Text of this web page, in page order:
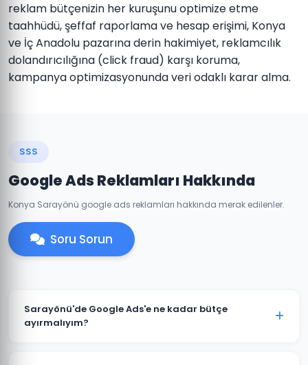
reklam bütçenizin her kuruşunu optimize etme
taahhüdü, şeffaf raporlama ve hesap erişimi, Konya
ve İç Anadolu pazarına derin hakimiyet, reklamcılık
dolandırıcılığına (click fraud) karşı koruma,
kampanya optimizasyonunda veri odaklı karar alma.
SSS
Google Ads Reklamları Hakkında
Konya Sarayönü google ads reklamları hakkında merak edilenler.
Soru Sorun
Sarayönü'de Google Ads'e ne kadar bütçe
ayırmalıyım?